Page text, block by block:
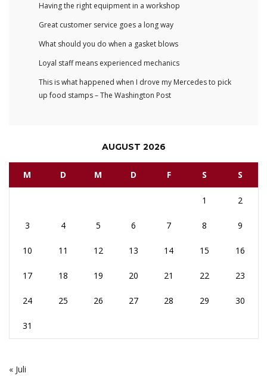
Having the right equipment in a workshop
Great customer service goes a long way
What should you do when a gasket blows
Loyal staff means experienced mechanics
This is what happened when I drove my Mercedes to pick
up food stamps – The Washington Post
AUGUST 2026
M D M D F S S
1 2
3 4 5 6 7 8 9
10 11 12 13 14 15 16
17 18 19 20 21 22 23
24 25 26 27 28 29 30
31
« Juli